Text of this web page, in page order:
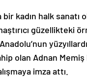
kadın halk sanatı
güzellikteki
olan Adnan
imza attı.